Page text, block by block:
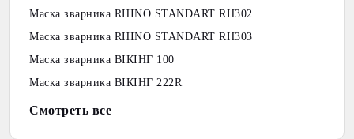
Маска зварника RHINO STANDART RH302
Маска зварника RHINO STANDART RH303
Маска зварника ВІКІНГ 100
Маска зварника ВІКІНГ 222R
Смотреть все